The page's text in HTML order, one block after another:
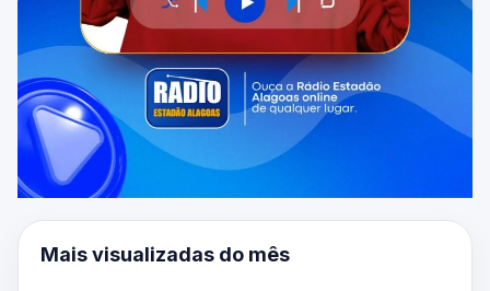
Mais visualizadas do mês